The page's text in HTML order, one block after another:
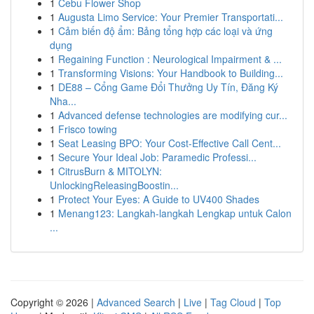
1 Cebu Flower Shop
1 Augusta Limo Service: Your Premier Transportati...
1 Cảm biến độ ẩm: Bảng tổng hợp các loại và ứng
dụng
1 Regaining Function : Neurological Impairment & ...
1 Transforming Visions: Your Handbook to Building...
1 DE88 – Cổng Game Đổi Thưởng Uy Tín, Đăng Ký
Nha...
1 Advanced defense technologies are modifying cur...
1 Frisco towing
1 Seat Leasing BPO: Your Cost-Effective Call Cent...
1 Secure Your Ideal Job: Paramedic Professi...
1 CitrusBurn & MITOLYN:
UnlockingReleasingBoostin...
1 Protect Your Eyes: A Guide to UV400 Shades
1 Menang123: Langkah-langkah Lengkap untuk Calon
...
Copyright © 2026 | Advanced Search | Live | Tag Cloud | Top